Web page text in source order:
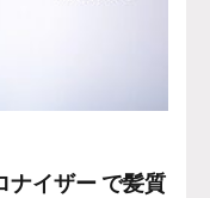
ナイザー で髪質